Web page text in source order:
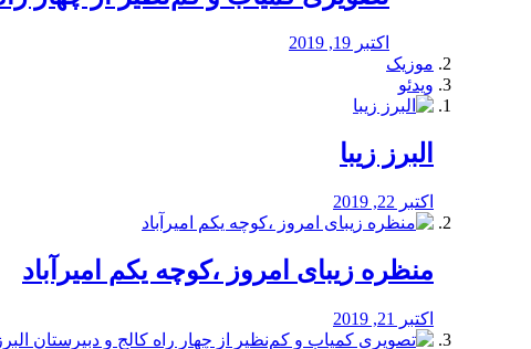
اکتبر 19, 2019
موزیک
ویدئو
البرز زیبا
اکتبر 22, 2019
منظره‌‌ زیبای امروز ،کوچه یکم امیرآباد
اکتبر 21, 2019